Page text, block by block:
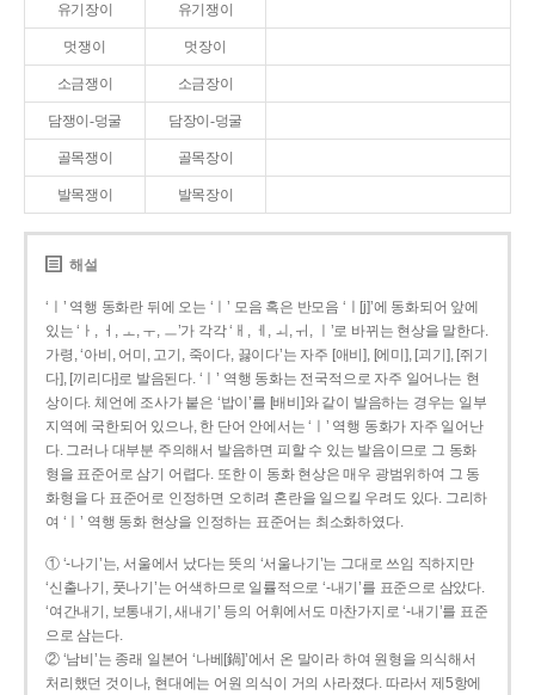
유기장이 유기쟁이
멋쟁이 멋장이
소금쟁이 소금장이
담쟁이-덩굴 담장이-덩굴
골목쟁이 골목장이
발목쟁이 발목장이
해설
‘ㅣ’ 역행 동화란 뒤에 오는 ‘ㅣ’ 모음 혹은 반모음 ‘ㅣ[j]’에 동화되어 앞에
있는 ‘ㅏ, ㅓ, ㅗ, ㅜ, ㅡ’가 각각 ‘ㅐ, ㅔ, ㅚ, ㅟ, ㅣ’로 바뀌는 현상을 말한다.
가령, ‘아비, 어미, 고기, 죽이다, 끓이다’는 자주 [애비], [에미], [괴기], [쥐기
다], [끼리다]로 발음된다. ‘ㅣ’ 역행 동화는 전국적으로 자주 일어나는 현
상이다. 체언에 조사가 붙은 ‘밥이’를 [배비]와 같이 발음하는 경우는 일부
지역에 국한되어 있으나, 한 단어 안에서는 ‘ㅣ’ 역행 동화가 자주 일어난
다. 그러나 대부분 주의해서 발음하면 피할 수 있는 발음이므로 그 동화
형을 표준어로 삼기 어렵다. 또한 이 동화 현상은 매우 광범위하여 그 동
화형을 다 표준어로 인정하면 오히려 혼란을 일으킬 우려도 있다. 그리하
여 ‘ㅣ’ 역행 동화 현상을 인정하는 표준어는 최소화하였다.
① ‘-나기’는, 서울에서 났다는 뜻의 ‘서울나기’는 그대로 쓰임 직하지만
‘신출나기, 풋나기’는 어색하므로 일률적으로 ‘-내기’를 표준으로 삼았다.
‘여간내기, 보통내기, 새내기’ 등의 어휘에서도 마찬가지로 ‘-내기’를 표준
으로 삼는다.
② ‘남비’는 종래 일본어 ‘나베[鍋]’에서 온 말이라 하여 원형을 의식해서
처리했던 것이나, 현대에는 어원 의식이 거의 사라졌다. 따라서 제5항에